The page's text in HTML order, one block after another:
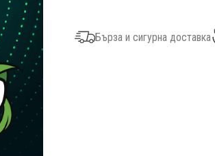
Бърза и сигурна доставка